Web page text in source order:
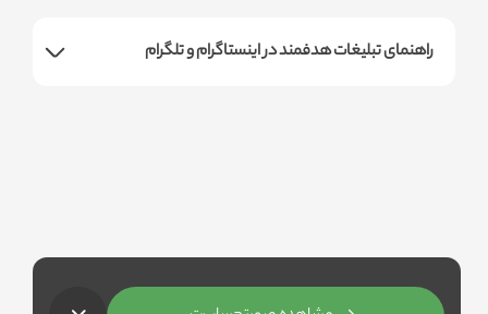
راهنمای تبلیغات هدفمند در اینستاگرام و تلگرام